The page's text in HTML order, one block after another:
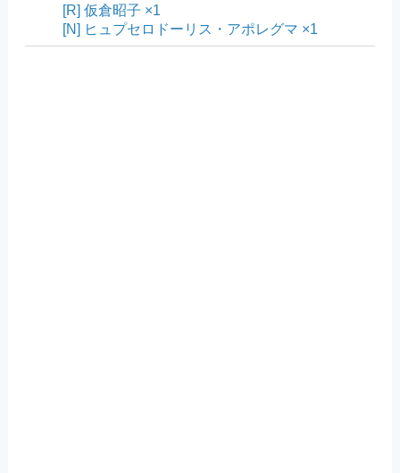
[R] 仮倉昭子 ×1
[N] ヒュプセロドーリス・アポレグマ ×1